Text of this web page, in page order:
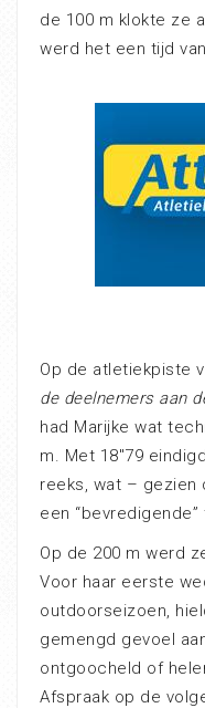
de 100 m klokte ze
werd het een tijd
Op de atletiekpiste
de deelnemers aan
had Marijke wat
m. Met 18″79
reeks, wat – gezien
een “bevredigende”
Op de 200 m werd
Voor haar eerste
outdoorseizoen,
gemengd gevoel
ontgoocheld of
Afspraak op de